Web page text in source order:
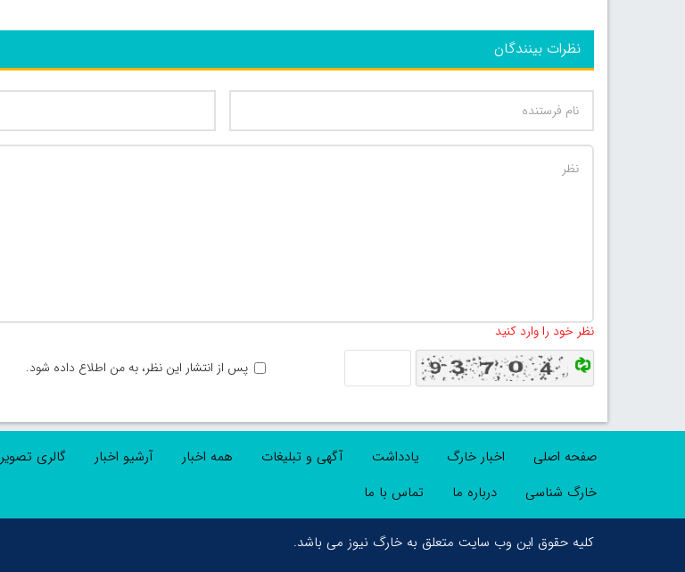
نظرات بینندگان
نظر خود را وارد کنید
پس از انتشار این نظر، به من اطلاع داده شود.
صفحه اصلی اخبار خارگ یادداشت آگهی و تبلیغات همه اخبار آرشیو اخبار
گالری تصویر
خارگ شناسی
درباره ما تماس با ما
کلیه حقوق این وب سایت متعلق به خارگ نیوز می باشد.